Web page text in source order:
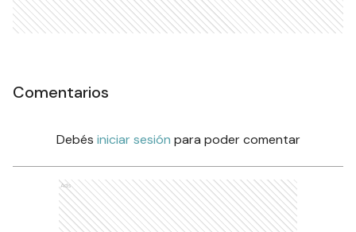
Comentarios
Debés iniciar sesión para poder comentar
Ads